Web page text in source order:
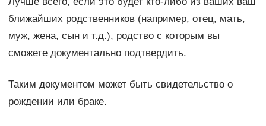
ближайших родственников (например, отец, мать,
муж, жена, сын и т.д.), родство с которым вы
сможете документально подтвердить.
Таким документом может быть свидетельство о
рождении или браке.